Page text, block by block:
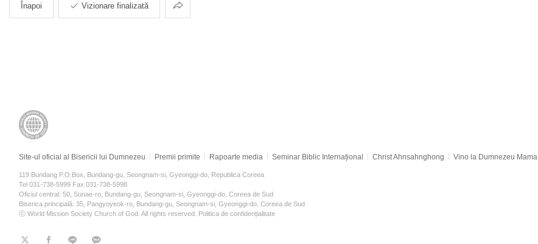
Înapoi Vizionare finalizată Partajarea
Site-ul oficial al Bisericii lui Dumnezeu Premii primite Rapoarte media Seminar Biblic Internațional Christ Ahnsahnghong Vino la Dumnezeu Mama
119 Bundang P.O.Box, Bundang-gu, Seongnam-si, Gyeonggi-do, Republica Coreea
Tel 031-738-5999 Fax 031-738-5998
Oficiul central: 50, Sunae-ro, Bundang-gu, Seongnam-si, Gyeonggi-do, Coreea de Sud
Biserica principală: 35, Pangyoyeok-ro, Bundang-gu, Seongnam-si, Gyeonggi-do, Coreea de Sud
ⓒ World Mission Society Church of God. All rights reserved. Politica de confidențialitate
트 페 라 KaKao